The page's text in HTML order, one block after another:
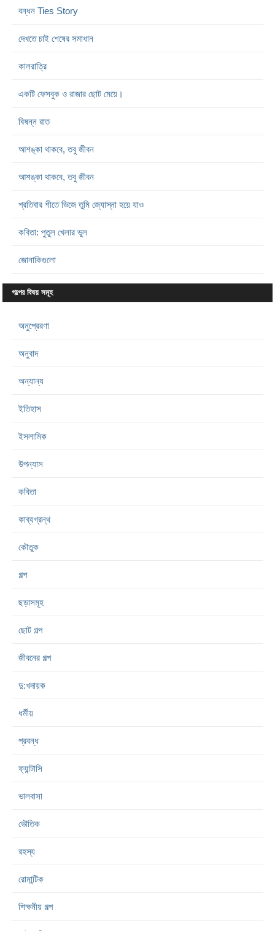
বন্ধন Ties Story
দেখতে চাই শেষের সমাধান
কালরাত্রি
একটি ফেসবুক ও রাজার ছোট মেয়ে।
বিষন্ন রাত
আশঙ্কা থাকবে, তবু জীবন
আশঙ্কা থাকবে, তবু জীবন
প্রতিবার শীতে ভিজে তুমি জ্যোস্না হয়ে যাও
কবিতা: পুতুল খেলার ভুল
জোনাকিগুলো
গল্পের বিষয় সমূহ
অনুপ্রেরণা
অনুবাদ
অন্যান্য
ইতিহাস
ইসলামিক
উপন্যাস
কবিতা
কাব্যগ্রন্থ
কৌতুক
গল্প
ছড়াসমূহ
ছোট গল্প
জীবনের গল্প
দু:খদায়ক
ধর্মীয়
প্রবন্ধ
ফ্যান্টাসি
ভালবাসা
ভৌতিক
রহস্য
রোমান্টিক
শিক্ষনীয় গল্প